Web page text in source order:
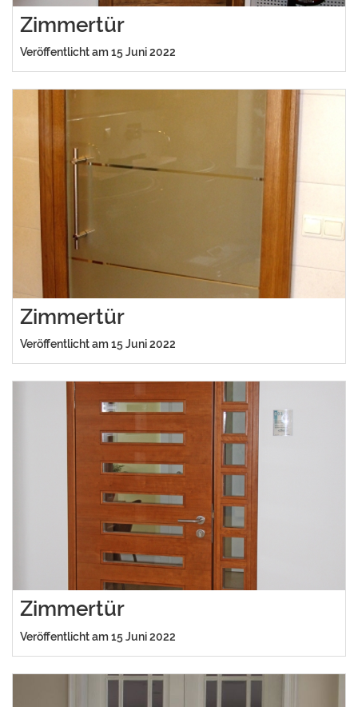
Zimmertür
Veröffentlicht am 15 Juni 2022
Zimmertür
Veröffentlicht am 15 Juni 2022
Zimmertür
Veröffentlicht am 15 Juni 2022